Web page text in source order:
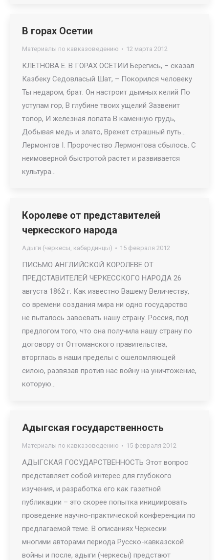
В горах Осетии
Материалы по кавказоведению 12 марта 2012
КЛЕТНОВА Е. В ГОРАХ ОСЕТИИ Берегись, – сказал
Казбеку Седовласый Шат, – Покорился человеку
Ты недаром, брат. Он настроит дымных келий По
уступам гор, В глубине твоих ущелий Зазвенит
топор, И железная лопата В каменную грудь,
Добывая медь и злато, Врежет страшный путь…
Лермонтов I. Пророчество Лермонтова сбылось. С
неимоверной быстротой растет и развивается
культура…
Королеве от представителей
черкесского народа
Адыги (черкесы, кабардинцы) 15 февраля 2012
ПИСЬМО АНГЛИЙСКОЙ КОРОЛЕВЕ ОТ
ПРЕДСТАВИТЕЛЕЙ ЧЕРКЕССКОГО НАРОДА 26
августа 1862 г. Как известно Вашему Величеству,
со времени создания мира ни одно государство
не пыталось завоевать нашу страну. Россия, под
предлогом того, что она получила нашу страну по
договору от Оттоманского правительства,
вторглась в наши пределы с ошеломляющей
силою, развязав против нас войну на уничтожение,
которую…
Адыгская государственность
Материалы по кавказоведению 15 февраля 2012
АДЫГСКАЯ ГОСУДАРСТВЕННОСТЬ Этот вопрос
представляет собой интерес для глубокого
изучения, и разработка его как газетной
публикации – это скорее попытка инициировать
проведение научно-практической конференции по
предлагаемой теме. В описаниях Черкесии
многими авторами периода Русско-кавказской
войны и после, адыги (черкесы) предстают